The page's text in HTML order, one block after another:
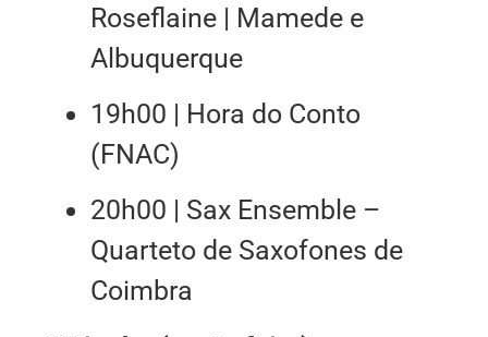
Roseflaine | Mamede e
Albuquerque
19h00 | Hora do Conto
(FNAC)
20h00 | Sax Ensemble –
Quarteto de Saxofones de
Coimbra